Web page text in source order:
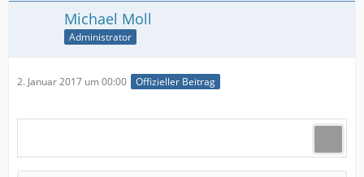
Michael Moll
Administrator
2. Januar 2017 um 00:00 Offizieller Beitrag